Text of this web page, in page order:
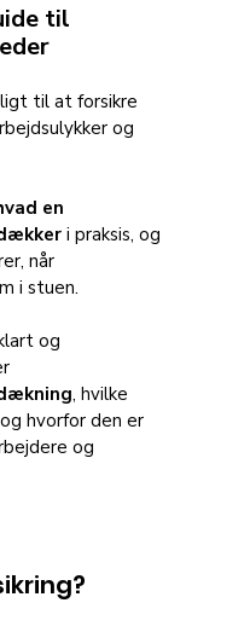
til
til at forsikre
og
en
i praksis, og
når
i stuen.
og
, hvilke
hvorfor den er
og